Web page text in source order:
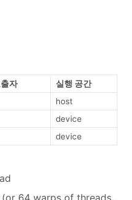
자 실행 공간
host
device
device
64 warps of threads,